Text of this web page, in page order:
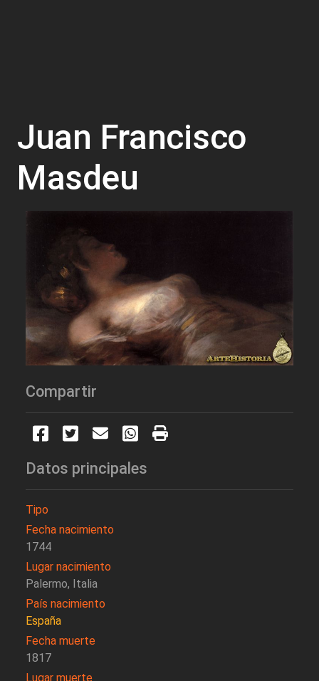
Juan Francisco
Masdeu
Compartir
Datos principales
Tipo
Fecha nacimiento
1744
Lugar nacimiento
Palermo, Italia
País nacimiento
España
Fecha muerte
1817
Lugar muerte